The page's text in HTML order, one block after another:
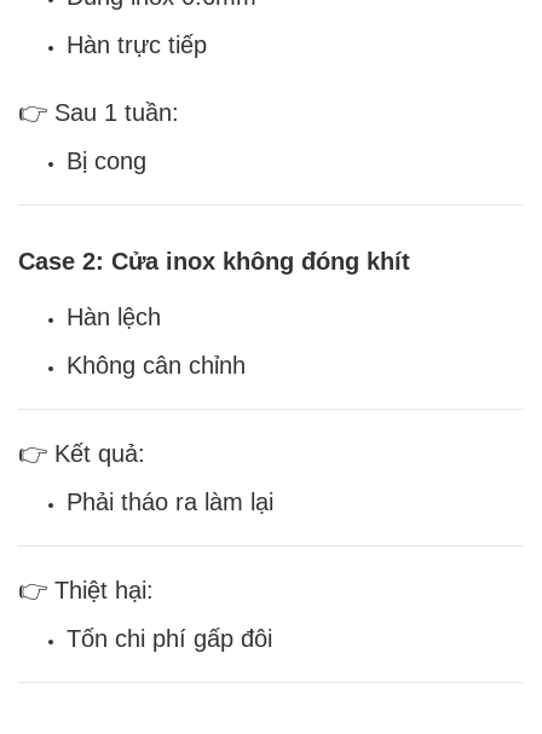
Hàn trực tiếp
👉 Sau 1 tuần:
Bị cong
Case 2: Cửa inox không đóng khít
Hàn lệch
Không cân chỉnh
👉 Kết quả:
Phải tháo ra làm lại
👉 Thiệt hại:
Tốn chi phí gấp đôi